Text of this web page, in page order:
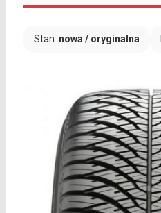
Stan: nowa / oryginalna